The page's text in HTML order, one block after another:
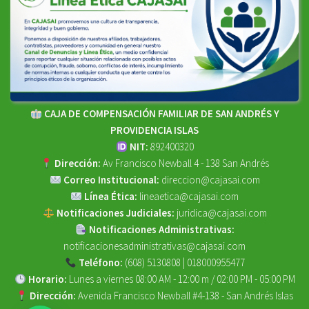
CAJA DE COMPENSACIÓN FAMILIAR DE SAN ANDRÉS Y
PROVIDENCIA ISLAS
NIT: 892400320
Dirección: Av Francisco Newball 4 - 138 San Andrés
Correo Institucional: direccion@cajasai.com
Línea Ética: lineaetica@cajasai.com
Notificaciones Judiciales: juridica@cajasai.com
Notificaciones Administrativas:
notificacionesadministrativas@cajasai.com
Teléfono: (608) 5130808 | 018000955477
Horario: Lunes a viernes 08:00 AM - 12:00 m / 02:00 PM - 05:00 PM
Dirección: Avenida Francisco Newball #4-138 - San Andrés Islas